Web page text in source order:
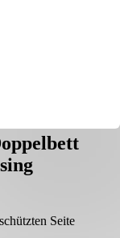
bei der
hergestellt
auch die erste
Seite